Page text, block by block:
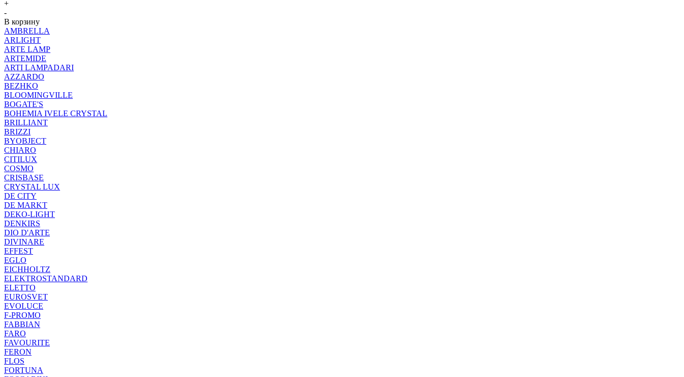
+
-
В корзину
AMBRELLA
ARLIGHT
ARTE LAMP
ARTEMIDE
ARTI LAMPADARI
AZZARDO
BEZHKO
BLOOMINGVILLE
BOGATE'S
BOHEMIA IVELE CRYSTAL
BRILLIANT
BRIZZI
BYOBJECT
CHIARO
CITILUX
COSMO
CRISBASE
CRYSTAL LUX
DE CITY
DE MARKT
DEKO-LIGHT
DENKIRS
DIO D'ARTE
DIVINARE
EFFEST
EGLO
EICHHOLTZ
ELEKTROSTANDARD
ELETTO
EUROSVET
EVOLUCE
F-PROMO
FABBIAN
FARO
FAVOURITE
FERON
FLOS
FORTUNA